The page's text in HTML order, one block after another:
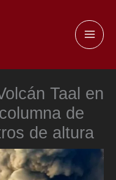
Taal en
de
de altura